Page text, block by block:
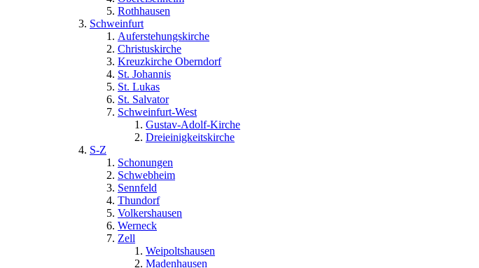
Rothhausen
Schweinfurt
Auferstehungskirche
Christuskirche
Kreuzkirche Oberndorf
St. Johannis
St. Lukas
St. Salvator
Schweinfurt-West
Gustav-Adolf-Kirche
Dreieinigkeitskirche
S-Z
Schonungen
Schwebheim
Sennfeld
Thundorf
Volkershausen
Werneck
Zell
Weipoltshausen
Madenhausen